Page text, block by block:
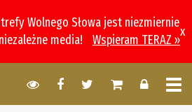
Wolnego Słowa jest niezmiernie
media!
Wspieram TERAZ »
x